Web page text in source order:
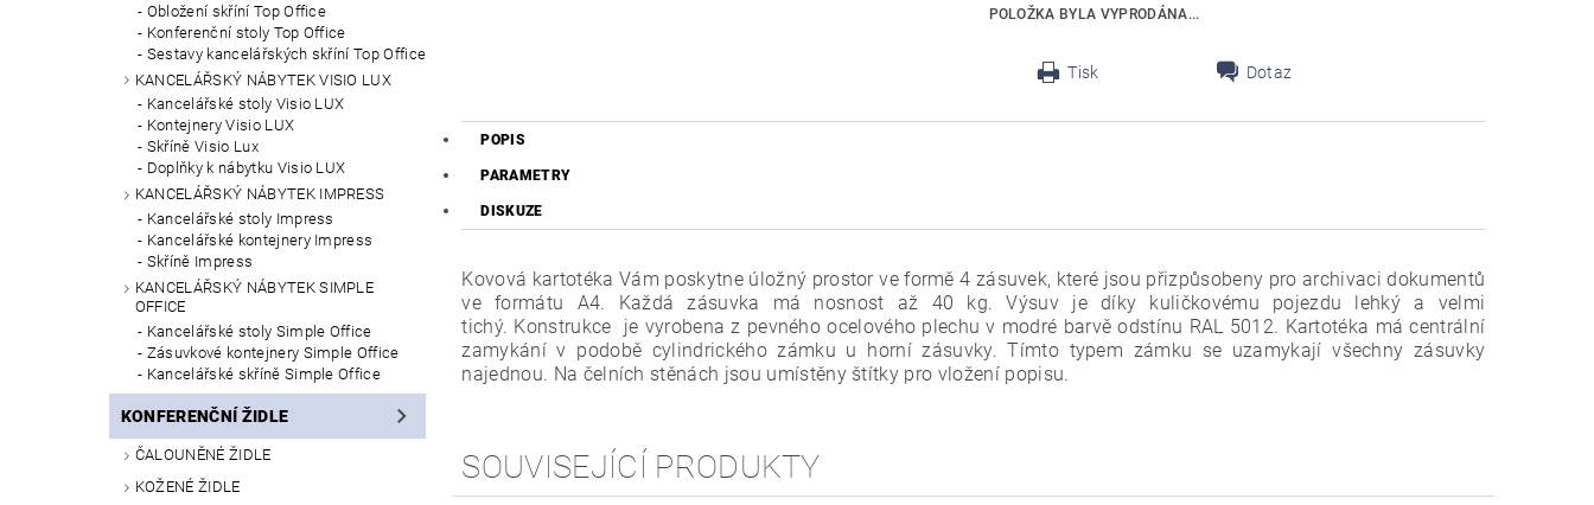
Obložení skříní Top Office
Konferenční stoly Top Office
Sestavy kancelářských skříní Top Office
KANCELÁŘSKÝ NÁBYTEK VISIO LUX
Kancelářské stoly Visio LUX
Kontejnery Visio LUX
Skříně Visio Lux
Doplňky k nábytku Visio LUX
KANCELÁŘSKÝ NÁBYTEK IMPRESS
Kancelářské stoly Impress
Kancelářské kontejnery Impress
Skříně Impress
KANCELÁŘSKÝ NÁBYTEK SIMPLE
OFFICE
Kancelářské stoly Simple Office
Zásuvkové kontejnery Simple Office
Kancelářské skříně Simple Office
KONFERENČNÍ ŽIDLE
ČALOUNĚNÉ ŽIDLE
KOŽENÉ ŽIDLE
POLOŽKA BYLA VYPRODÁNA...
Tisk Dotaz
POPIS
PARAMETRY
DISKUZE
Kovová kartotéka Vám poskytne úložný prostor ve formě 4 zásuvek, které jsou přizpůsobeny pro archivaci dokumentů
ve formátu A4. Každá zásuvka má nosnost až 40 kg. Výsuv je díky kuličkovému pojezdu lehký a velmi
tichý. Konstrukce je vyrobena z pevného ocelového plechu v modré barvě odstínu RAL 5012. Kartotéka má centrální
zamykání v podobě cylindrického zámku u horní zásuvky. Tímto typem zámku se uzamykají všechny zásuvky
najednou. Na čelních stěnách jsou umístěny štítky pro vložení popisu.
SOUVISEJÍCÍ PRODUKTY